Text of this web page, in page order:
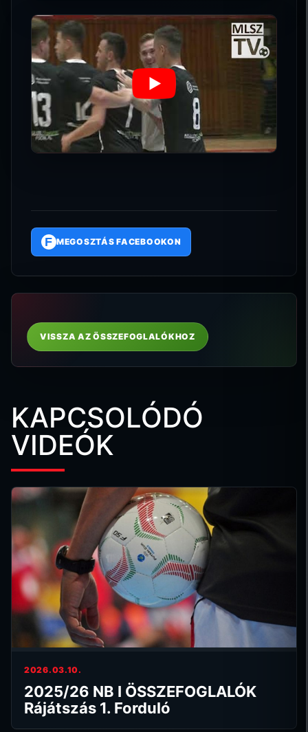
F MEGOSZTÁS FACEBOOKON
VISSZA AZ ÖSSZEFOGLALÓKHOZ
KAPCSOLÓDÓ
VIDEÓK
2026.03.10.
2025/26 NB I ÖSSZEFOGLALÓK
Rájátszás 1. Forduló